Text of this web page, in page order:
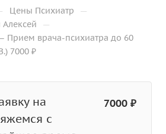
Цены Психиатр —
—
Прием врача-психиатра до 60
7000 ₽
на
с
7000 ₽